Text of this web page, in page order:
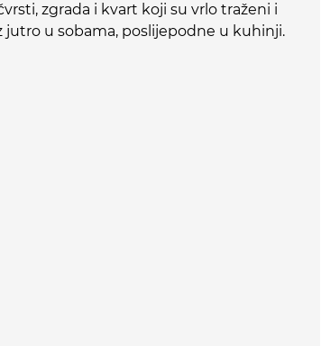
zgrada i kvart koji su vrlo traženi i
jutro u sobama, poslijepodne u kuhinji.